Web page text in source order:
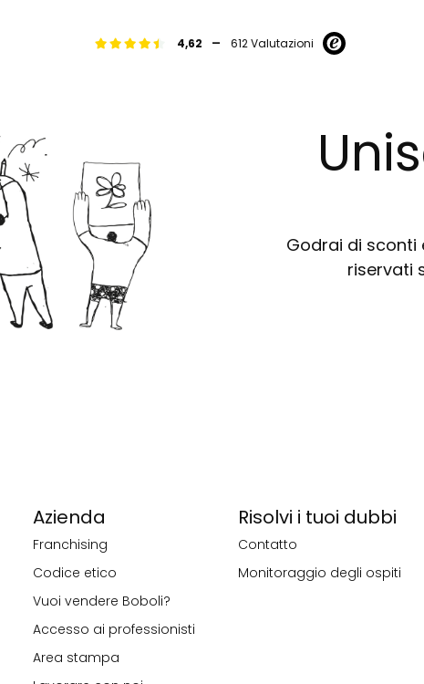
4,62 - 612 Valutazioni
Godrai di sconti
riservati
Azienda
Franchising
Codice etico
Vuoi vendere Boboli?
Accesso ai professionisti
Area stampa
Risolvi i tuoi dubbi
Contatto
Monitoraggio degli ospiti